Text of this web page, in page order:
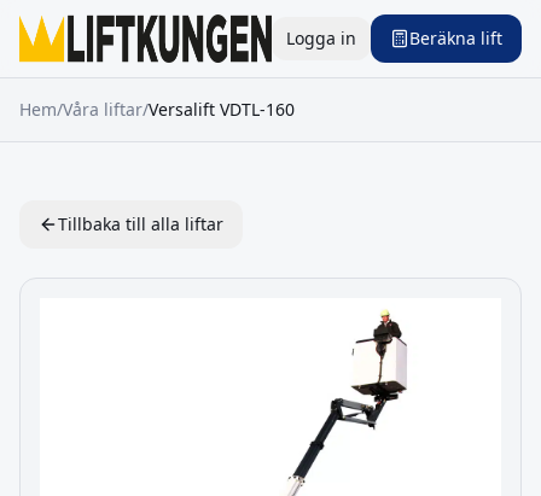
Logga in Beräkna lift
Hem/Våra liftar/Versalift VDTL-160
Tillbaka till alla liftar